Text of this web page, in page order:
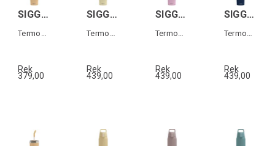
SIGG HELIA TRAVEL MUG Orange 0,45 L
Termos-mugg med sugrör
Rek
379,00
SIGG HELIA TRAVEL MUG Gul 0,6 L
Termos-mugg med sugrör
Rek
439,00
SIGG HELIA TRAVEL MUG Rosa 0,6 L
Termos-mugg med sugrör
Rek
439,00
SIGG HELIA TRAVEL MUG Mörkblå 0,6 L
Termos-mugg med sugrör
Rek
439,00